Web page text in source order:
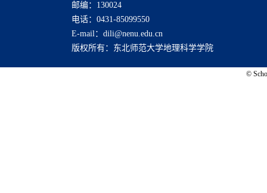
邮编：130024
电话：0431-85099550
E-mail：dili@nenu.edu.cn
版权所有：东北师范大学地理科学学院
©